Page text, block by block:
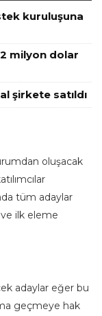
kuruluşuna
milyon dolar
şirkete satıldı
oluşacak
tüm adaylar
ilk eleme
adaylar eğer bu
geçmeye hak